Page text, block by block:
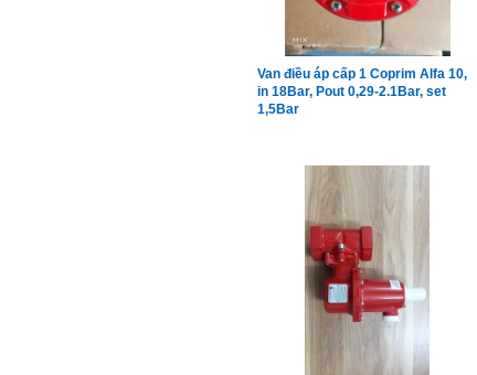
Van điều áp cấp 1 Coprim Alfa 10,
in 18Bar, Pout 0,29-2.1Bar, set
1,5Bar